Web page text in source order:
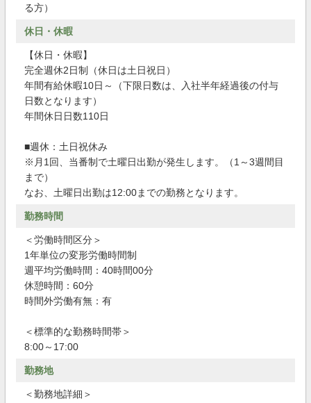
る方）
休日・休暇
【休日・休暇】
完全週休2日制（休日は土日祝日）
年間有給休暇10日～（下限日数は、入社半年経過後の付与
日数となります）
年間休日日数110日
■週休：土日祝休み
※月1回、当番制で土曜日出勤が発生します。（1～3週間目
まで）
なお、土曜日出勤は12:00までの勤務となります。
勤務時間
＜労働時間区分＞
1年単位の変形労働時間制
週平均労働時間：40時間00分
休憩時間：60分
時間外労働有無：有
＜標準的な勤務時間帯＞
8:00～17:00
勤務地
＜勤務地詳細＞